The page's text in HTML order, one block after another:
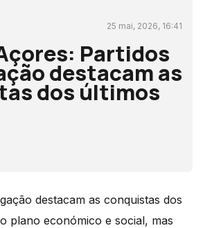
25 mai, 2026, 16:41
Partidos
destacam as
dos últimos
destacam as conquistas dos
plano económico e social, mas